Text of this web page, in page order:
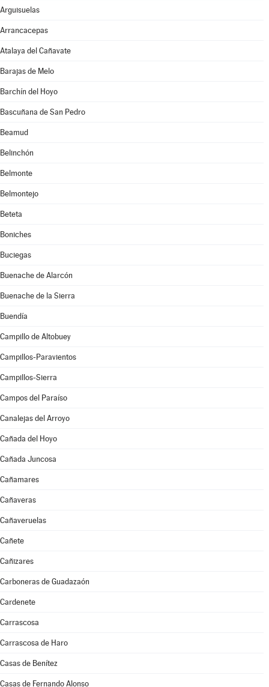
Arguisuelas
Arrancacepas
Atalaya del Cañavate
Barajas de Melo
Barchín del Hoyo
Bascuñana de San Pedro
Beamud
Belinchón
Belmonte
Belmontejo
Beteta
Boniches
Buciegas
Buenache de Alarcón
Buenache de la Sierra
Buendía
Campillo de Altobuey
Campillos-Paravientos
Campillos-Sierra
Campos del Paraíso
Canalejas del Arroyo
Cañada del Hoyo
Cañada Juncosa
Cañamares
Cañaveras
Cañaveruelas
Cañete
Cañizares
Carboneras de Guadazaón
Cardenete
Carrascosa
Carrascosa de Haro
Casas de Benítez
Casas de Fernando Alonso